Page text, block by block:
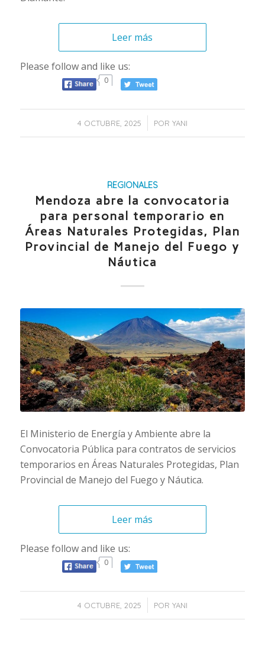
Leer más
Please follow and like us:
0
4 OCTUBRE, 2025
/ POR YANI
REGIONALES
Mendoza abre la convocatoria
para personal temporario en
Áreas Naturales Protegidas, Plan
Provincial de Manejo del Fuego y
Náutica
El Ministerio de Energía y Ambiente abre la
Convocatoria Pública para contratos de servicios
temporarios en Áreas Naturales Protegidas, Plan
Provincial de Manejo del Fuego y Náutica.
Leer más
Please follow and like us:
0
4 OCTUBRE, 2025
/ POR YANI